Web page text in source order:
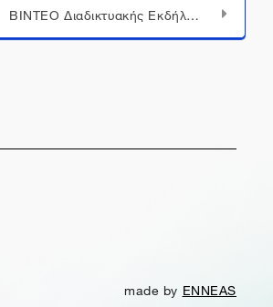
ΒΙΝΤΕΟ Διαδικτυακής Εκδήλωσης "Ο ψηφιακός πολιτισμός στα χέρια της εκπαίδευσης" | 30.03.2022
made by ENNEAS